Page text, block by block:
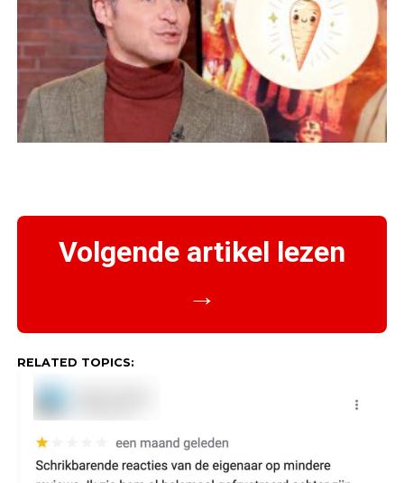
Volgende artikel lezen
→
RELATED TOPICS: